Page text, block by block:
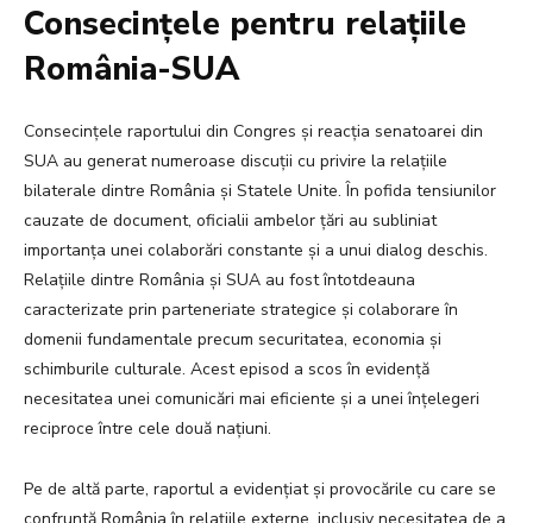
Consecințele pentru relațiile
România-SUA
Consecințele raportului din Congres și reacția senatoarei din
SUA au generat numeroase discuții cu privire la relațiile
bilaterale dintre România și Statele Unite. În pofida tensiunilor
cauzate de document, oficialii ambelor țări au subliniat
importanța unei colaborări constante și a unui dialog deschis.
Relațiile dintre România și SUA au fost întotdeauna
caracterizate prin parteneriate strategice și colaborare în
domenii fundamentale precum securitatea, economia și
schimburile culturale. Acest episod a scos în evidență
necesitatea unei comunicări mai eficiente și a unei înțelegeri
reciproce între cele două națiuni.
Pe de altă parte, raportul a evidențiat și provocările cu care se
confruntă România în relațiile externe, inclusiv necesitatea de a